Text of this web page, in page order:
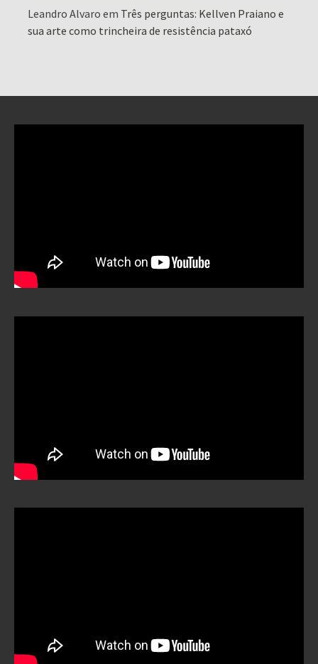
Leandro Alvaro em Três perguntas: Kellven Praiano e
sua arte como trincheira de resistência pataxó